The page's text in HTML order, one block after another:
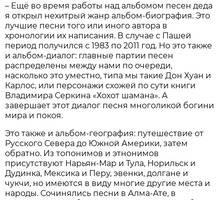
– Ещё во время работы над альбомом песен деда
я открыл нехитрый жанр альбом-биография. Это
лучшие песни того или иного автора в
хронологии их написания. В случае с Пашей
период получился с 1983 по 2011 год. Но это также
и альбом-диалог: главные партии песен
распределены между нами по очереди,
насколько это уместно, типа мы такие Дон Хуан и
Карлос, или персонажи схожей по сути книги
Владимира Серкина «Хохот шамана». А
завершает этот диалог песня многоликой богини
мира и покоя.
Это также и альбом-география: путешествие от
Русского Севера до Южной Америки, затем
обратно. Из топонимов и этнонимов
присутствуют Нарьян-Мар и Тула, Норильск и
Дудинка, Мексика и Перу, эвенки, долгане и
чукчи, но имеются в виду многие другие места и
народы. Сочинялись песни в Алма-Ате, в